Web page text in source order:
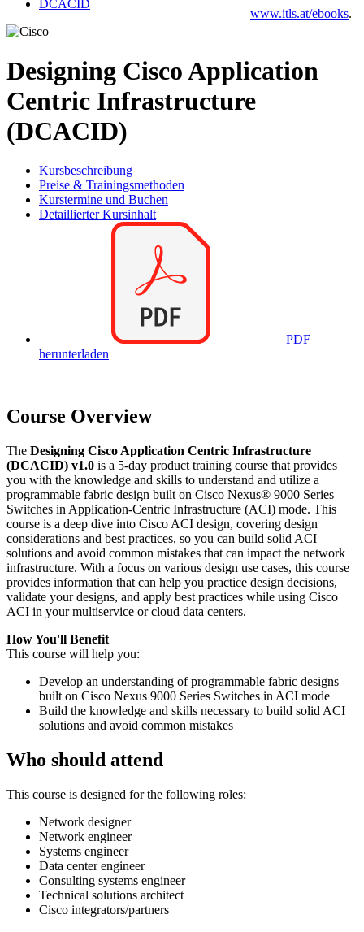
www.itls.at/ebooks.
DCACID
Designing Cisco Application
Centric Infrastructure
(DCACID)
Kursbeschreibung
Preise & Trainingsmethoden
Kurstermine und Buchen
Detaillierter Kursinhalt
PDF
herunterladen
Course Overview
The Designing Cisco Application Centric Infrastructure
(DCACID) v1.0 is a 5-day product training course that provides
you with the knowledge and skills to understand and utilize a
programmable fabric design built on Cisco Nexus® 9000 Series
Switches in Application-Centric Infrastructure (ACI) mode. This
course is a deep dive into Cisco ACI design, covering design
considerations and best practices, so you can build solid ACI
solutions and avoid common mistakes that can impact the network
infrastructure. With a focus on various design use cases, this course
provides information that can help you practice design decisions,
validate your designs, and apply best practices while using Cisco
ACI in your multiservice or cloud data centers.
How You'll Benefit
This course will help you:
Develop an understanding of programmable fabric designs
built on Cisco Nexus 9000 Series Switches in ACI mode
Build the knowledge and skills necessary to build solid ACI
solutions and avoid common mistakes
Who should attend
This course is designed for the following roles:
Network designer
Network engineer
Systems engineer
Data center engineer
Consulting systems engineer
Technical solutions architect
Cisco integrators/partners